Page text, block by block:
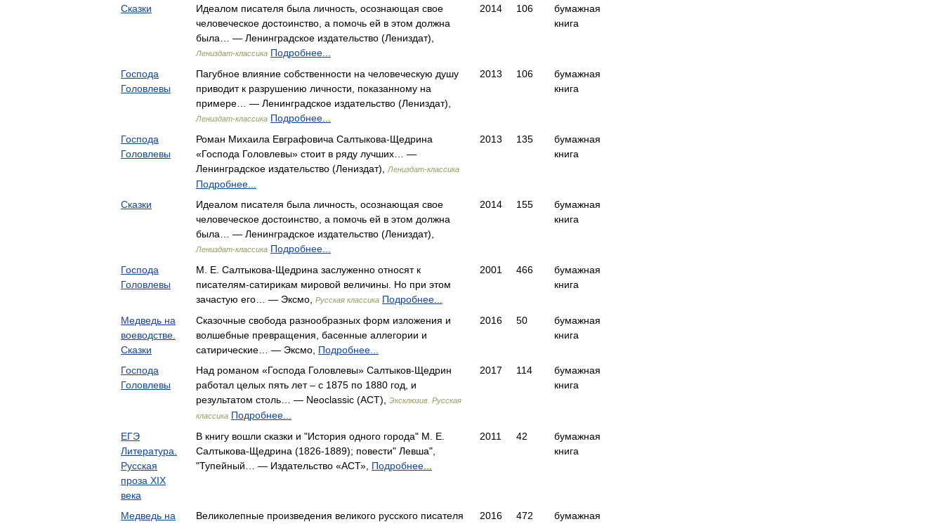
Сказки
Идеалом писателя была личность, осознающая свое
человеческое достоинство, а помочь ей в этом должна
была… — Ленинградское издательство (Лениздат),
Лениздат-классика Подробнее...
2014 106
бумажная
книга
Господа
Головлевы
Пагубное влияние собственности на человеческую душу
приводит к разрушению личности, показанному на
примере… — Ленинградское издательство (Лениздат),
Лениздат-классика Подробнее...
2013 106
бумажная
книга
Господа
Головлевы
Роман Михаила Евграфовича Салтыкова-Щедрина
«Господа Головлевы» стоит в ряду лучших… —
Ленинградское издательство (Лениздат),
Лениздат-классика
Подробнее...
2013 135
бумажная
книга
Сказки
Идеалом писателя была личность, осознающая свое
человеческое достоинство, а помочь ей в этом должна
была… — Ленинградское издательство (Лениздат),
Лениздат-классика Подробнее...
2014 155
бумажная
книга
Господа
Головлевы
М. Е. Салтыкова-Щедрина заслуженно относят к
писателям-сатирикам мировой величины. Но при этом
зачастую его… — Эксмо,
Русская классика Подробнее...
2001 466
бумажная
книга
Медведь на
воеводстве.
Сказки
Сказочные свобода разнообразных форм изложения и
волшебные превращения, басенные аллегории и
сатирические… — Эксмо, Подробнее...
2016 50
бумажная
книга
Господа
Головлевы
Над романом «Господа Головлевы» Салтыков-Щедрин
работал целых пять лет – с 1875 по 1880 год, и
результатом столь… — Neoclassic (АСТ),
Эксклюзив. Русская
классика Подробнее...
2017 114
бумажная
книга
ЕГЭ
Литература.
Русская
проза XIX
века
В книгу вошли сказки и "История одного города" М. Е.
Салтыкова-Щедрина (1826-1889); повести" Левша",
"Тупейный… — Издательство «АСТ», Подробнее...
2011 42
бумажная
книга
Медведь на
Великолепные произведения великого русского писателя
2016 472
бумажная